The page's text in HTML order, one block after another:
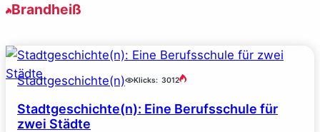
Brandheiß
Stadtgeschichte(n) Klicks: 3012
Stadtgeschichte(n): Eine Berufsschule für
zwei Städte